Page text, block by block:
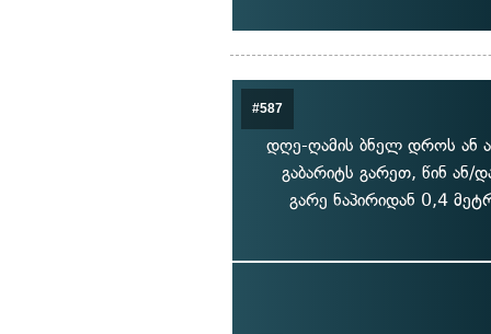
#587
დღე-ღამის ბნელ დროს ან
გაბარიტს გარეთ, წინ ან/
გარე ნაპირიდან 0,4